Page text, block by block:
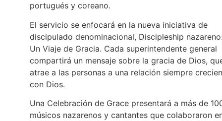
portugués y coreano.
El servicio se enfocará en la nueva iniciativa de
discipulado denominacional, Discipleship
Un Viaje de Gracia. Cada superintendente general
compartirá un mensaje sobre la gracia de Dios,
atrae a las personas a una relación siempre
con Dios.
Una Celebración de Grace presentará a más de
músicos nazarenos y cantantes que colaboraron